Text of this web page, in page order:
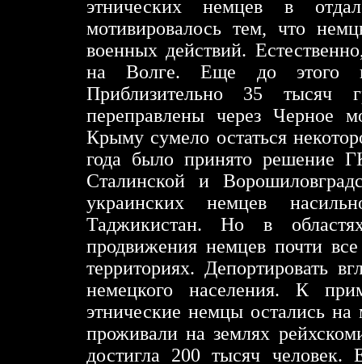
этнических немцев в
мотивировалось тем, что
военных действий.
на Волге. Еще до этого
Приблизительно 35 тысяч
переправлены через Черное
Крыму сумело остаться
года было принято решение
Сталинской и
украинских немцев
Таджикистан. Но в
продвижения немцев почти
территориях. Депортировать
немецкого населения. К
этнические немцы остались на
проживали на землях
достигла 200 тысяч